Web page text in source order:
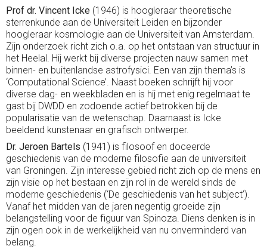
Prof dr. Vincent Icke (1946) is hoogleraar theoretische
sterrenkunde aan de Universiteit Leiden en bijzonder
hoogleraar kosmologie aan de Universiteit van Amsterdam.
Zijn onderzoek richt zich o.a. op het ontstaan van structuur in
het Heelal. Hij werkt bij diverse projecten nauw samen met
binnen- en buitenlandse astrofysici. Een van zijn thema’s is
‘Computational Science’. Naast boeken schrijft hij voor
diverse dag- en weekbladen en is hij met enig regelmaat te
gast bij DWDD en zodoende actief betrokken bij de
popularisatie van de wetenschap. Daarnaast is Icke
beeldend kunstenaar en grafisch ontwerper.
Dr. Jeroen Bartels (1941) is filosoof en doceerde
geschiedenis van de moderne filosofie aan de universiteit
van Groningen. Zijn interesse gebied richt zich op de mens en
zijn visie op het bestaan en zijn rol in de wereld sinds de
moderne geschiedenis (‘De geschiedenis van het subject’).
Vanaf het midden van de jaren negentig groeide zijn
belangstelling voor de figuur van Spinoza. Diens denken is in
zijn ogen ook in de werkelijkheid van nu onverminderd van
belang.